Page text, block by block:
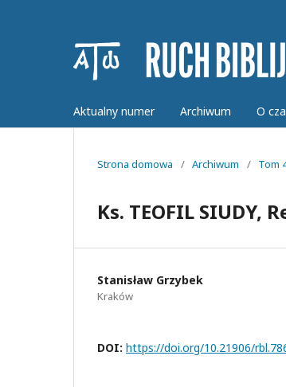
Aktualny numer Archiwum O
Strona domowa / Archiwum / Tom
Ks. TEOFIL SIUDY,
Stanisław Grzybek
Kraków
DOI: https://doi.org/10.21906/